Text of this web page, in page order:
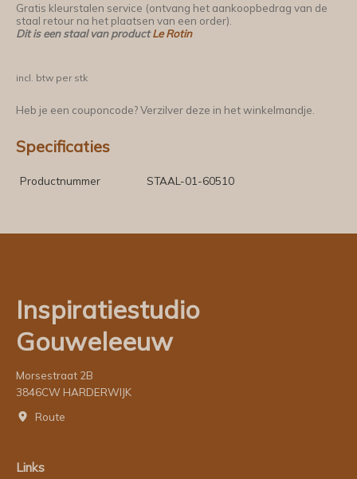
Gratis kleurstalen service (ontvang het aankoopbedrag van de
staal retour na het plaatsen van een order).
Dit is een staal van productLe Rotin
incl. btw per stk
Heb je een couponcode? Verzilver deze in het winkelmandje.
Specificaties
Productnummer STAAL-01-60510
Inspiratiestudio
Gouweleeuw
Morsestraat 2B
3846CW HARDERWIJK
Route
Links